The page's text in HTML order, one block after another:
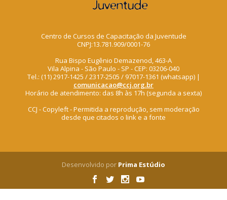
Centro de Cursos de Capacitação da Juventude
CNPJ:13.781.909/0001-76
Rua Bispo Eugênio Demazenod, 463-A
Vila Alpina - São Paulo - SP - CEP: 03206-040
Tel.: (11) 2917-1425 / 2317-2505 / 97017-1361 (whatsapp) |
comunicacao@ccj.org.br
Horário de atendimento: das 8h às 17h (segunda a sexta)
CCJ - Copyleft - Permitida a reprodução, sem moderação
desde que citados o link e a fonte
Desenvolvido por Prima Estúdio